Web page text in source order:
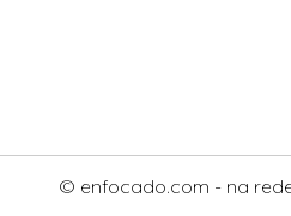
© enfocado.com - na